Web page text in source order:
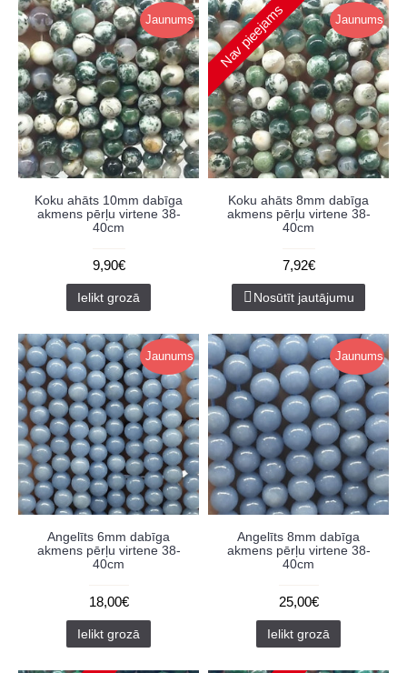
Jaunums
Koku ahāts 10mm dabīga
akmens pērļu virtene 38-
40cm
9,90€
Ielikt grozā
Jaunums
Nav pieejams
Koku ahāts 8mm dabīga
akmens pērļu virtene 38-
40cm
7,92€
Nosūtīt jautājumu
Jaunums
Angelīts 6mm dabīga
akmens pērļu virtene 38-
40cm
18,00€
Ielikt grozā
Jaunums
Angelīts 8mm dabīga
akmens pērļu virtene 38-
40cm
25,00€
Ielikt grozā